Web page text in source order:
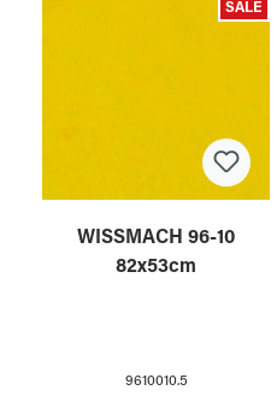
SALE
WISSMACH 96-10
82x53cm
9610010.5